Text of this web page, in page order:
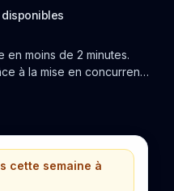
en moins de 2 minutes.
à la mise en concurrence
cette semaine à